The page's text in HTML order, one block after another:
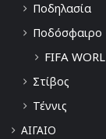
Ποδηλασία
Ποδόσφαιρο
FIFA
Στίβος
Τέννις
ΑΙΓΑΙΟ